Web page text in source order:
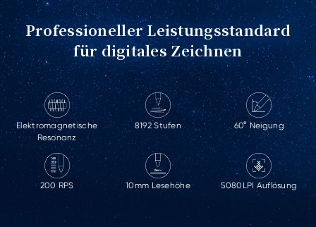
Professioneller Leistungsstandard
für digitales Zeichnen
Elektromagnetische
Resonanz
8192 Stufen 60° Neigung
200 RPS 10mm Lesehöhe 5080LPI Auflösung